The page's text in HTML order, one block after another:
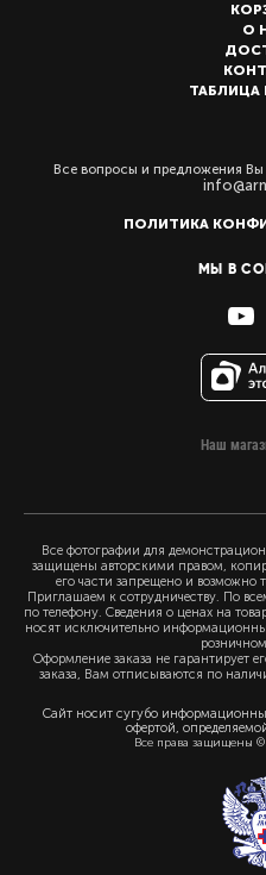
О
ТАБЛИЦА
Все вопросы и предложения Вы
ПОЛИТИКА
МЫ В
Наш
Все фотографии для
защищены авторскими правом,
его части запрещено и возможно
Приглашаем к сотрудничеству. По
по телефону. Сведения о ценах на
носят исключительно
Оформление заказа не гарантирует
заказа, Вам отписываются по
Сайт носит сугубо
офертой,
Все права защищены ©